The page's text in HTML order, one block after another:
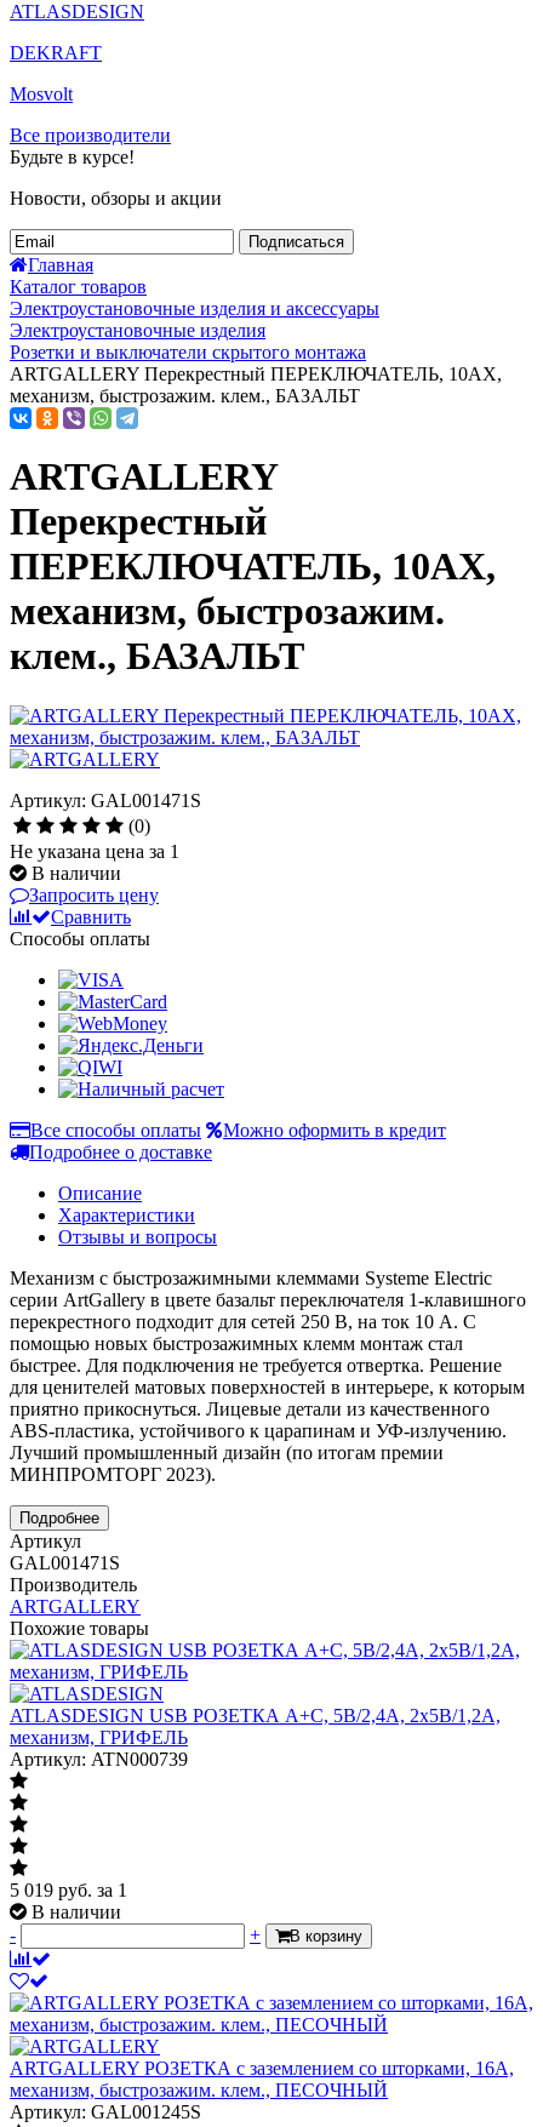
ATLASDESIGN
DEKRAFT
Mosvolt
Все производители
Будьте в курсе!
Новости, обзоры и акции
Подписаться
Главная
Каталог товаров
Электроустановочные изделия и аксессуары
Электроустановочные изделия
Розетки и выключатели скрытого монтажа
ARTGALLERY Перекрестный ПЕРЕКЛЮЧАТЕЛЬ, 10АХ,
механизм, быстрозажим. клем., БАЗАЛЬТ
ARTGALLERY
Перекрестный
ПЕРЕКЛЮЧАТЕЛЬ, 10АХ,
механизм, быстрозажим.
клем., БАЗАЛЬТ
Артикул: GAL001471S
(0)
Не указана цена за 1
В наличии
Запросить цену
Сравнить
Способы оплаты
Все способы оплаты
Можно оформить в кредит
Подробнее о доставке
Описание
Характеристики
Отзывы и вопросы
Механизм с быстрозажимными клеммами Systeme Electric
серии ArtGallery в цвете базальт переключателя 1-клавишного
перекрестного подходит для сетей 250 В, на ток 10 А. С
помощью новых быстрозажимных клемм монтаж стал
быстрее. Для подключения не требуется отвертка. Решение
для ценителей матовых поверхностей в интерьере, к которым
приятно прикоснуться. Лицевые детали из качественного
ABS-пластика, устойчивого к царапинам и УФ-излучению.
Лучший промышленный дизайн (по итогам премии
МИНПРОМТОРГ 2023).
Подробнее
Артикул
GAL001471S
Производитель
ARTGALLERY
Похожие товары
ATLASDESIGN USB РОЗЕТКА А+С, 5В/2,4А, 2х5В/1,2А,
механизм, ГРИФЕЛЬ
Артикул: ATN000739
5 019 руб. за 1
В наличии
-
+ В корзину
ARTGALLERY РОЗЕТКА с заземлением со шторками, 16А,
механизм, быстрозажим. клем., ПЕСОЧНЫЙ
Артикул: GAL001245S